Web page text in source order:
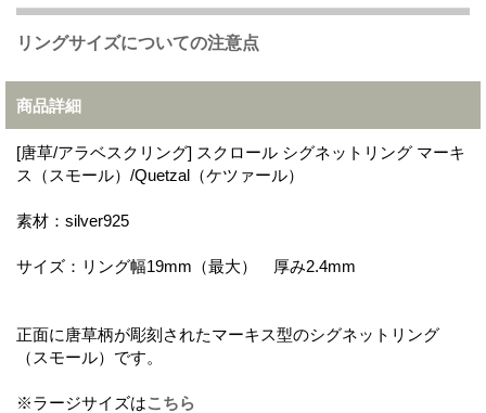
リングサイズについての注意点
商品詳細
[唐草/アラベスクリング] スクロール シグネットリング マーキ
ス（スモール）/Quetzal（ケツァール）
素材：silver925
サイズ：リング幅19mm（最大） 厚み2.4mm
正面に唐草柄が彫刻されたマーキス型のシグネットリング
（スモール）です。
※ラージサイズはこちら